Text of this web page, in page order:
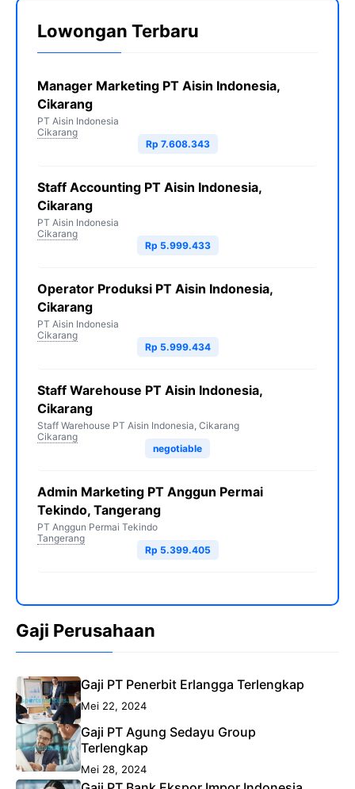
Lowongan Terbaru
Manager Marketing PT Aisin Indonesia,
Cikarang
PT Aisin Indonesia
Cikarang
Rp 7.608.343
Staff Accounting PT Aisin Indonesia,
Cikarang
PT Aisin Indonesia
Cikarang
Rp 5.999.433
Operator Produksi PT Aisin Indonesia,
Cikarang
PT Aisin Indonesia
Cikarang
Rp 5.999.434
Staff Warehouse PT Aisin Indonesia,
Cikarang
Staff Warehouse PT Aisin Indonesia, Cikarang
Cikarang
negotiable
Admin Marketing PT Anggun Permai
Tekindo, Tangerang
PT Anggun Permai Tekindo
Tangerang
Rp 5.399.405
Gaji Perusahaan
Gaji PT Penerbit Erlangga Terlengkap
Mei 22, 2024
Gaji PT Agung Sedayu Group
Terlengkap
Mei 28, 2024